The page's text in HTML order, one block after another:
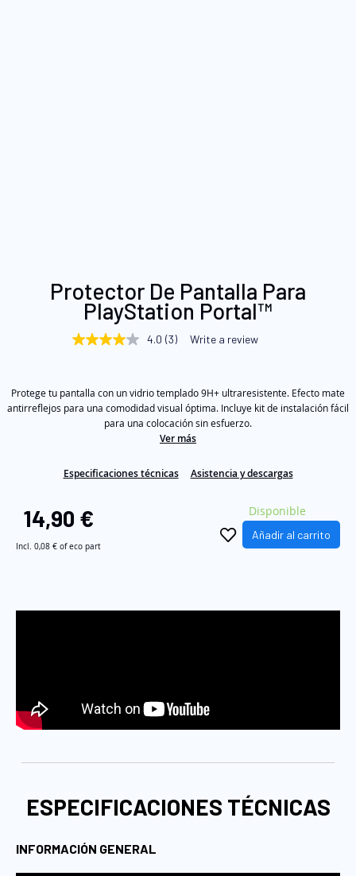
de
imágenes
Protector De Pantalla Para
PlayStation Portal™
4.0
stars,
average
rating
value.
Reviews.
Same
link.
4.0 (3) Write a review
Protege tu pantalla con un vidrio templado 9H+ ultraresistente. Efecto mate
antirreflejos para una comodidad visual óptima. Incluye kit de instalación fácil
para una colocación sin esfuerzo.
Ver más
Especificaciones técnicas Asistencia y descargas
14,90 €
Incl. 0,08 € of eco part
Disponible
Añadir al carrito
ESPECIFICACIONES TÉCNICAS
INFORMACIÓN GENERAL